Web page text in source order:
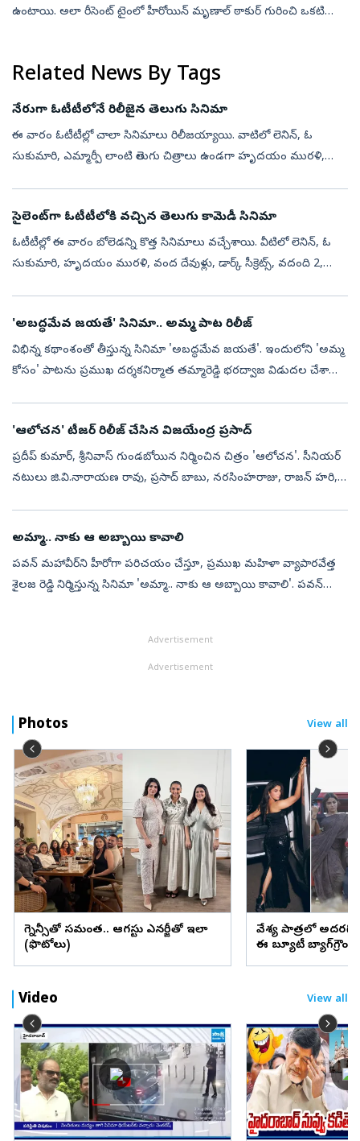
ఉంటాయి. అలా రీసెంట్ టైంలో హీరోయిన్ మృణాల్ ఠాకుర్ గురించి ఒకటి
Related News By Tags
నేరుగా ఓటీటీలోనే రిలీజైన తెలుగు సినిమా
ఈ వారం ఓటీటీల్లో చాలా సినిమాలు రిలీజయ్యాయి. వాటిలో లెనిన్, ఓ
సుకుమారి, ఎమ్మార్పీ లాంటి తెలుగు చిత్రాలు ఉండగా హృదయం మురళి,
సైలెంట్‌గా ఓటీటీలోకి వచ్చిన తెలుగు కామెడీ సినిమా
ఓటీటీల్లో ఈ వారం బోలెడన్ని కొత్త సినిమాలు వచ్చేశాయి. వీటిలో లెనిన్, ఓ
సుకుమారి, హృదయం మురళి, వంద దేవుళ్లు, డార్క్ సీక్రెట్స్, వదంది 2,
'అబద్ధమేవ జయతే' సినిమా.. అమ్మ పాట రిలీజ్
విభిన్న కథాంశంతో తీస్తున్న సినిమా 'అబద్ధమేవ జయతే'. ఇందులోని 'అమ్మ
కోసం' పాటను ప్రముఖ దర్శకనిర్మాత తమ్మారెడ్డి భరద్వాజ విడుదల చేశారు.
'ఆలోచన' టీజర్ రిలీజ్ చేసిన విజయేంద్ర ప్రసాద్
ప్రదీప్ కుమార్, శ్రీనివాస్ గుండబోయిన నిర్మించిన చిత్రం 'ఆలోచన'. సీనియర్
నటులు జి.వి.నారాయణ రావు, ప్రసాద్ బాబు, నరసింహరాజు, రాజన్ హరి,
అమ్మా.. నాకు ఆ అబ్బాయి కావాలి
పవన్ మహావీర్‌ని హీరోగా పరిచయం చేస్తూ, ప్రముఖ మహిళా వ్యాపారవేత్త
శైలజ రెడ్డి నిర్మిస్తున్న సినిమా 'అమ్మా.. నాకు ఆ అబ్బాయి కావాలి'. పవన్
Advertisement
Advertisement
Photos View all
ప్రెగ్నెన్సీతో సమంత.. ఆగస్టు ఎనర్జీతో ఇలా
(ఫొటోలు)
వేశ్య పాత్రలో
ఈ బ్యూటీ
Video View all